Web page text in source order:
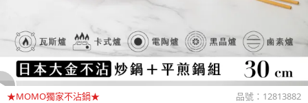
★MOMO獨家不沾鍋★ 品號： 12813882